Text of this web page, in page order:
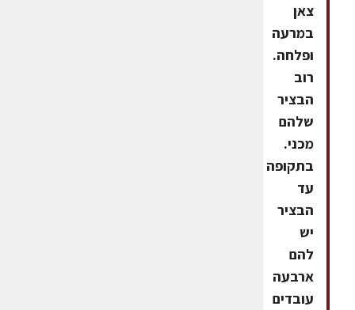
צאן
במרעה
ופלחה.
רוב
הבציר
שלהם
מכני.
בתקופה
עד
הבציר
יש
להם
ארבעה
עובדים